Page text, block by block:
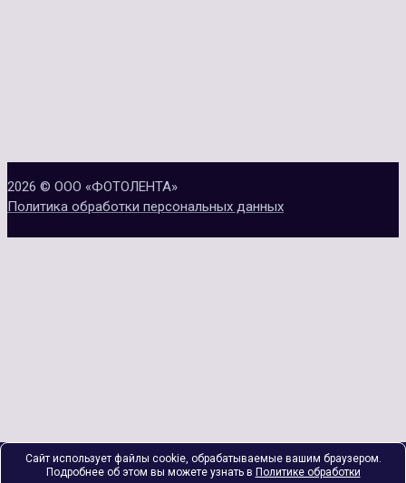
2026 © ООО «ФОТОЛЕНТА»
Политика обработки персональных данных
Сайт использует файлы cookie, обрабатываемые вашим браузером.
Подробнее об этом вы можете узнать в Политике обработки